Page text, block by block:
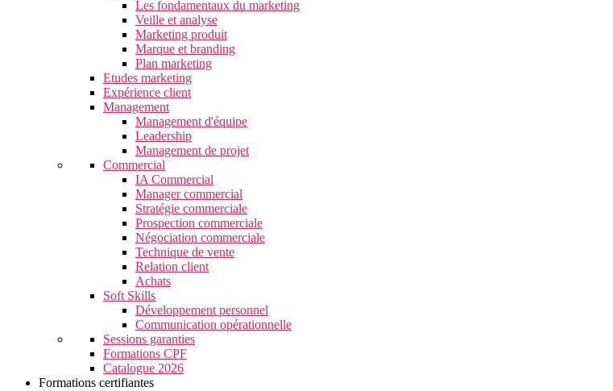
Les fondamentaux du marketing
Veille et analyse
Marketing produit
Marque et branding
Plan marketing
Etudes marketing
Expérience client
Management
Management d'équipe
Leadership
Management de projet
Commercial
IA Commercial
Manager commercial
Stratégie commerciale
Prospection commerciale
Négociation commerciale
Technique de vente
Relation client
Achats
Soft Skills
Développement personnel
Communication opérationnelle
Sessions garanties
Formations CPF
Catalogue 2026
Formations certifiantes